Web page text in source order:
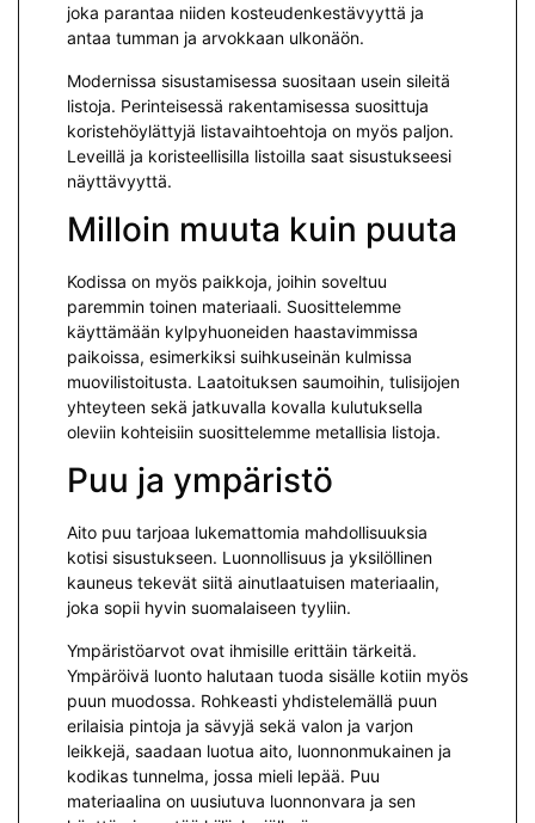
joka parantaa niiden kosteudenkestävyyttä ja
antaa tumman ja arvokkaan ulkonäön.
Modernissa sisustamisessa suositaan usein sileitä
listoja. Perinteisessä rakentamisessa suosittuja
koristehöylättyjä listavaihtoehtoja on myös paljon.
Leveillä ja koristeellisilla listoilla saat sisustukseesi
näyttävyyttä.
Milloin muuta kuin puuta
Kodissa on myös paikkoja, joihin soveltuu
paremmin toinen materiaali. Suosittelemme
käyttämään kylpyhuoneiden haastavimmissa
paikoissa, esimerkiksi suihkuseinän kulmissa
muovilistoitusta. Laatoituksen saumoihin, tulisijojen
yhteyteen sekä jatkuvalla kovalla kulutuksella
oleviin kohteisiin suosittelemme metallisia listoja.
Puu ja ympäristö
Aito puu tarjoaa lukemattomia mahdollisuuksia
kotisi sisustukseen. Luonnollisuus ja yksilöllinen
kauneus tekevät siitä ainutlaatuisen materiaalin,
joka sopii hyvin suomalaiseen tyyliin.
Ympäristöarvot ovat ihmisille erittäin tärkeitä.
Ympäröivä luonto halutaan tuoda sisälle kotiin myös
puun muodossa. Rohkeasti yhdistelemällä puun
erilaisia pintoja ja sävyjä sekä valon ja varjon
leikkejä, saadaan luotua aito, luonnonmukainen ja
kodikas tunnelma, jossa mieli lepää. Puu
materiaalina on uusiutuva luonnonvara ja sen